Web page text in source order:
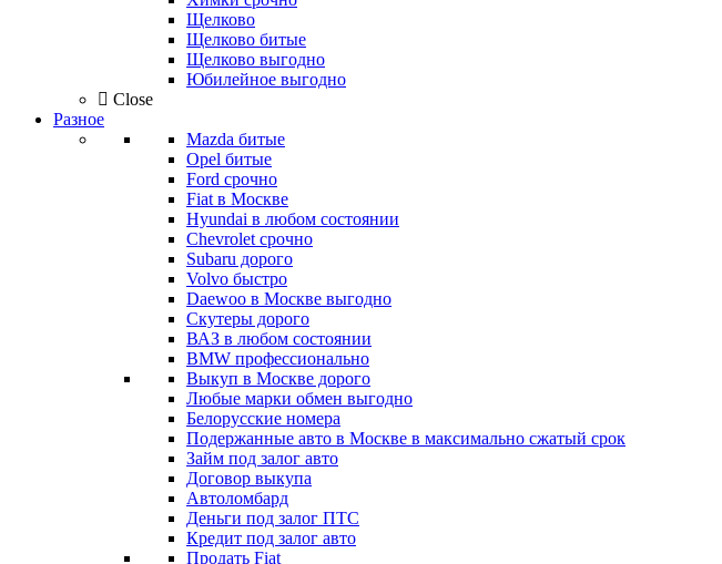
Щелково
Щелково битые
Щелково выгодно
Юбилейное выгодно
Close
Разное
Mazda битые
Opel битые
Ford срочно
Fiat в Москве
Hyundai в любом состоянии
Chevrolet срочно
Subaru дорого
Volvo быстро
Daewoo в Москве выгодно
Скутеры дорого
ВАЗ в любом состоянии
BMW профессионально
Выкуп в Москве дорого
Любые марки обмен выгодно
Белорусские номера
Подержанные авто в Москве в максимально сжатый срок
Займ под залог авто
Договор выкупа
Автоломбард
Деньги под залог ПТС
Кредит под залог авто
Продать Fiat